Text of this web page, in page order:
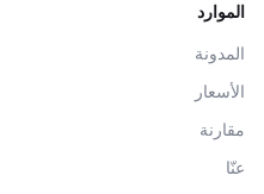
الموارد
المدونة
الأسعار
مقارنة
عنّا